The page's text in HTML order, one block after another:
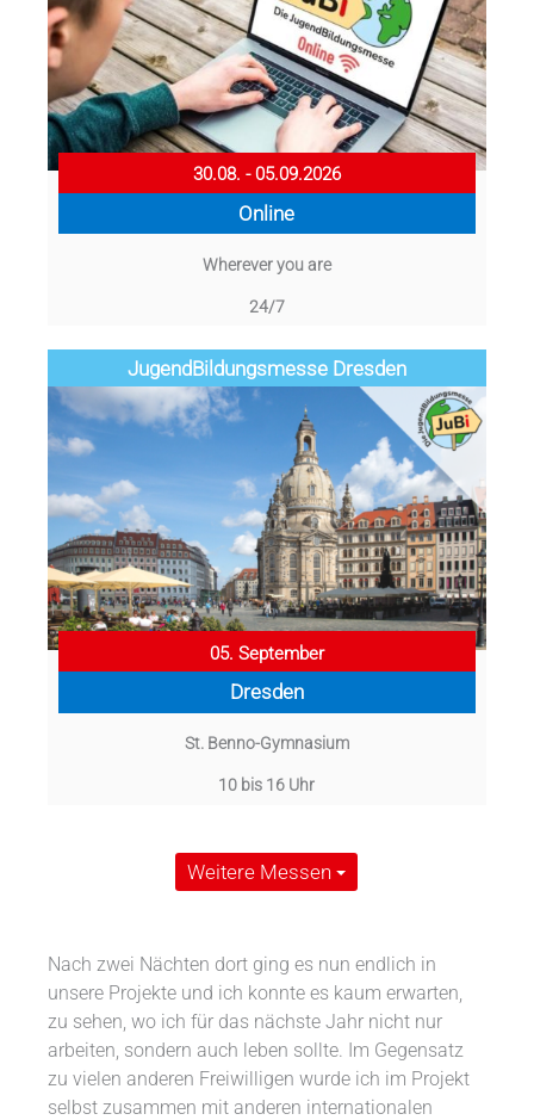
30.08. - 05.09.2026
Online
Wherever you are
24/7
Jugend­­­­­Bildungsmess­e Dresden
05. September
Dresden
St. Benno-Gymnasium
10 bis 16 Uhr
Weitere Messen
Nach zwei Nächten dort ging es nun endlich in
unsere Projekte und ich konnte es kaum erwarten,
zu sehen, wo ich für das nächste Jahr nicht nur
arbeiten, sondern auch leben sollte. Im Gegensatz
zu vielen anderen Freiwilligen wurde ich im Projekt
selbst zusammen mit anderen internationalen